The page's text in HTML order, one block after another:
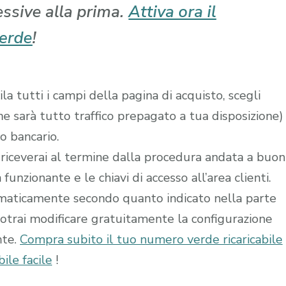
alla prima.Attiva ora il
!
tutti i campi della pagina di acquisto, scegli
sarà tutto traffico prepagato a tua disposizione)
bancario.
al termine dalla procedura andata a buon
e le chiavi di accesso all’area clienti.
secondo quanto indicato nella parte
modificare gratuitamente la configurazione
Compra subito il tuo numero verde ricaricabile
facile !